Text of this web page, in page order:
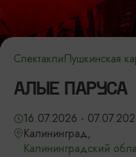
СпектаклиПушкинская
АЛЫЕ ПАРУСА
16.07.2026 -
Калининград,
Калининградский